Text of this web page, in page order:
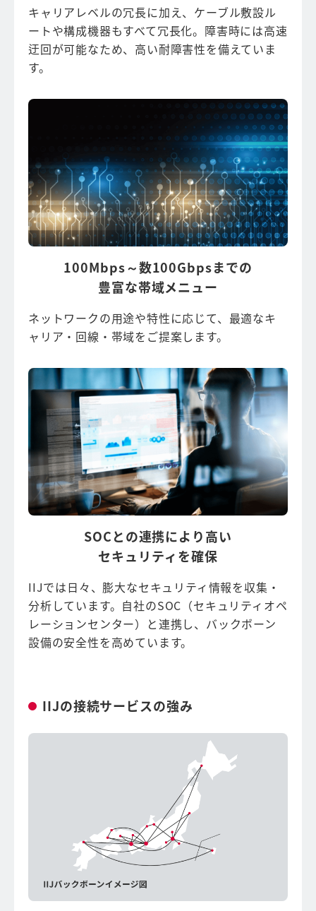
キャリアレベルの冗長に加え、ケーブル敷設ル
ートや構成機器もすべて冗長化。障害時には高速
迂回が可能なため、高い耐障害性を備えていま
す。
100Mbps～数100Gbpsまでの
豊富な帯域メニュー
ネットワークの用途や特性に応じて、最適なキ
ャリア・回線・帯域をご提案します。
SOCとの連携により高い
セキュリティを確保
IIJでは日々、膨大なセキュリティ情報を収集・
分析しています。自社のSOC（セキュリティオペ
レーションセンター）と連携し、バックボーン
設備の安全性を高めています。
IIJの接続サービスの強み